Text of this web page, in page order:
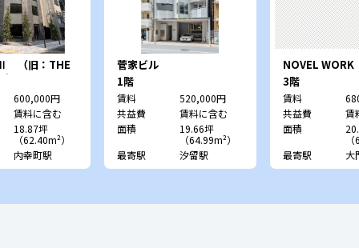
（旧：THE
）
600,000円
賃料に含む
18.87坪
（62.40m²）
内幸町駅
菅家ビル
1階
賃料
520,000円
共益費
賃料に含む
面積
19.66坪
（64.99m²）
最寄駅
汐留駅
NOVEL WORK
Shibadaimon
3階
賃料
共益費
賃
面積
最寄駅
大